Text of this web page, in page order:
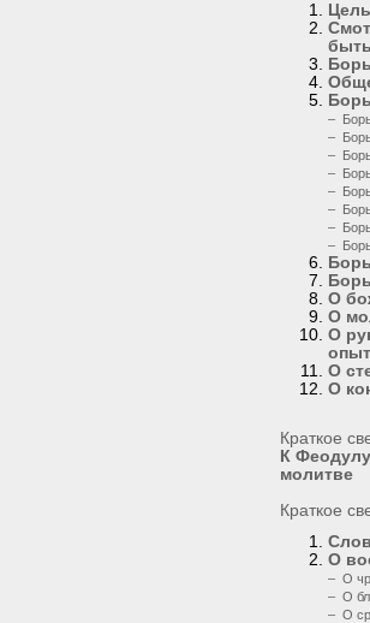
–
–
–
–
–
–
–
–
О
О
О
О
О
Краткое
К
молитве
Краткое
О
– О
– О
– О